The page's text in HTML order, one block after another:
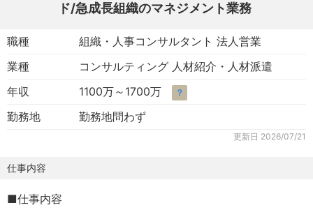
ド/急成長組織のマネジメント業務
職種
組織・人事コンサルタント 法人営業
業種
コンサルティング 人材紹介・人材派遣
年収
1100万～1700万 ？
勤務地 勤務地問わず
更新日 2026/07/21
仕事内容
■仕事内容